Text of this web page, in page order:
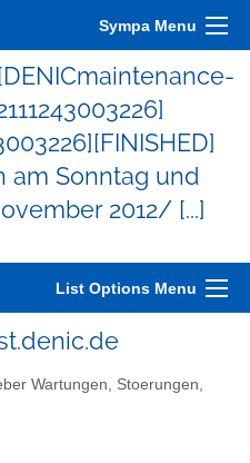
Sympa Menu
am Sonntag und
2012/ [...]
List Options Menu
Wartungen, Stoerungen,